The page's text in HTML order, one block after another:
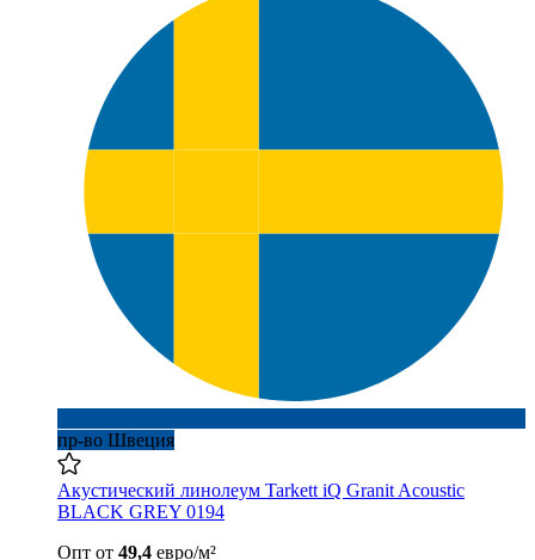
пр-во Швеция
Акустический линолеум Tarkett iQ Granit Acoustic
BLACK GREY 0194
Опт от 49,4 евро/м²